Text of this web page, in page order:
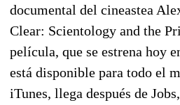
documental del cineastea
Clear: Scientology and the
película, que se estrena hoy
está disponible para todo el
iTunes, llega después de